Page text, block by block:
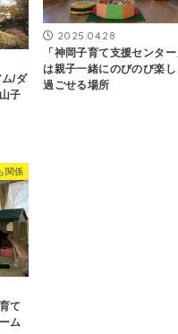
/ダ
子
2025.04.28
「神岡子育て支援センター
は親子一緒にのびのび楽し
過ごせる場所
関係
て
ム